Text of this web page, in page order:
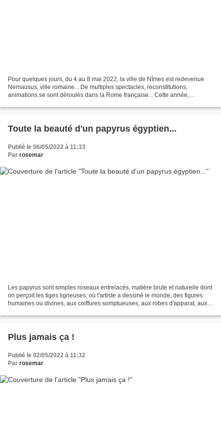
Pour quelques jours, du 4 au 8 mai 2022, la ville de Nîmes est redevenue
Nemausus, ville romaine... De multiples spectacles, reconstitutions,
animations se sont déroulés dans la Rome française... Cette année,
Toute la beauté d'un papyrus égyptien...
Publié le 06/05/2022 à 11:33
Par rosemar
Les papyrus sont simples roseaux entrelacés, matière brute et naturelle dont
on perçoit les tiges ligneuses, où l'artiste a dessiné le monde, des figures
humaines ou divines, aux coiffures somptueuses, aux robes d'apparat, aux
Plus jamais ça !
Publié le 02/05/2022 à 11:32
Par rosemar